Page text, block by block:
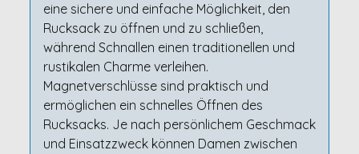
eine sichere und einfache Möglichkeit, den
Rucksack zu öffnen und zu schließen,
während Schnallen einen traditionellen und
rustikalen Charme verleihen.
Magnetverschlüsse sind praktisch und
ermöglichen ein schnelles Öffnen des
Rucksacks. Je nach persönlichem Geschmack
und Einsatzzweck können Damen zwischen